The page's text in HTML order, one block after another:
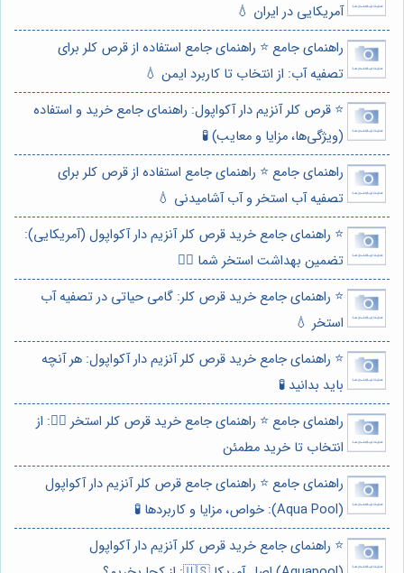
آمریکایی در ایران 💧
راهنمای جامع ⭐️ راهنمای جامع استفاده از قرص کلر برای
تصفیه آب: از انتخاب تا کاربرد ایمن 💧
⭐️ قرص کلر آنزیم دار آکواپول: راهنمای جامع خرید و استفاده
(ویژگی‌ها، مزایا و معایب) 🧪
راهنمای جامع ⭐️ راهنمای جامع استفاده از قرص کلر برای
تصفیه آب استخر و آب آشامیدنی 💧
⭐️ راهنمای جامع خرید قرص کلر آنزیم دار آکواپول (آمریکایی):
تضمین بهداشت استخر شما 🏊‍♂️
⭐️ راهنمای جامع خرید قرص کلر: گامی حیاتی در تصفیه آب
استخر 💧
⭐️ راهنمای جامع خرید قرص کلر آنزیم دار آکواپول: هر آنچه
باید بدانید 🧪
راهنمای جامع ⭐️ راهنمای جامع خرید قرص کلر استخر 🏊‍♀️: از
انتخاب تا خرید مطمئن
راهنمای جامع ⭐️ راهنمای جامع قرص کلر آنزیم دار آکواپول
(Aqua Pool): خواص، مزایا و کاربردها 🧪
⭐️ راهنمای جامع خرید قرص کلر آنزیم دار آکواپول